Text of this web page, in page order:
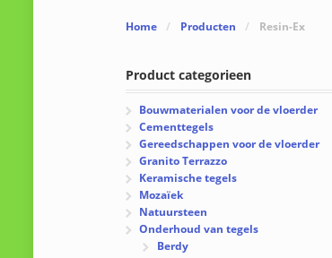
Home / Producten / Resin-Ex
Product categorieen
Bouwmaterialen voor de vloerder
Cementtegels
Gereedschappen voor de vloerder
Granito Terrazzo
Keramische tegels
Mozaïek
Natuursteen
Onderhoud van tegels
Berdy